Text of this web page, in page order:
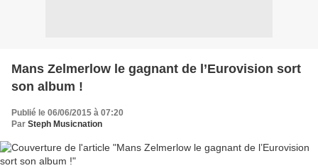
Mans Zelmerlow le gagnant de l’Eurovision sort
son album !
Publié le 06/06/2015 à 07:20
Par Steph Musicnation